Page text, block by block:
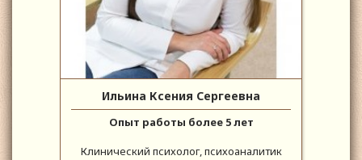
Ильина Ксения Сергеевна
Опыт работы более 5 лет
Клинический психолог, психоаналитик